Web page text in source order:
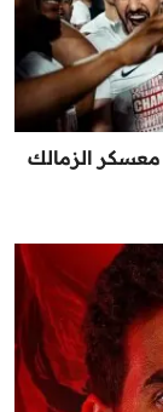
الزمالك